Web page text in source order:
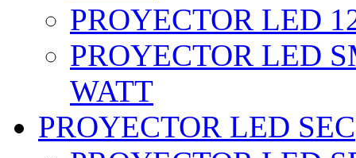
PROYECTOR LED
PROYECTOR LED
WATT
PROYECTOR LED SEC